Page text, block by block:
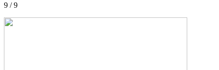
9 / 9